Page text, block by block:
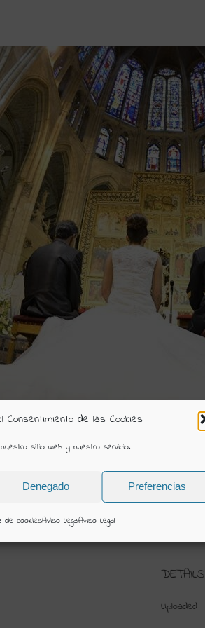
Consentimiento de las Cookies
sitio web y nuestro servicio.
Denegado Preferencias
de cookiesAviso LegalAviso Legal
DETAILS
Uploaded